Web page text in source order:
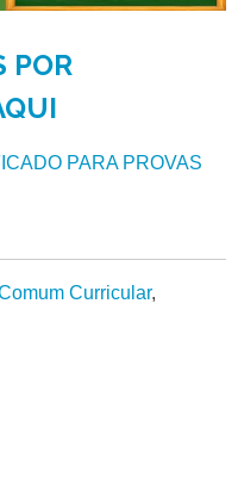
POR
PARA PROVAS
Curricular,